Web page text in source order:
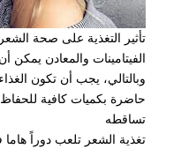
تأثير التغذية على صحة
الفيتامينات والمعادن
وبالتالي، يجب أن تكون
حاضرة بكميات كافية
تساقطه
تغذية الشعر تلعب دوراً